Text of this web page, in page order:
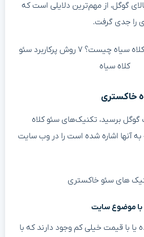
گوگل، از مهم‌ترین دلایلی است که
را جدی گرفت.
سئو کلاه سیاه چیست؟ ۷ روش پرکاربرد سئو
کلاه سیاه
خاکستری
گوگل برسید، تکنیک‌های سئو کلاه
آنها اشاره شده است را در وب سایت
با قیمت خیلی کم وجود دارند که با